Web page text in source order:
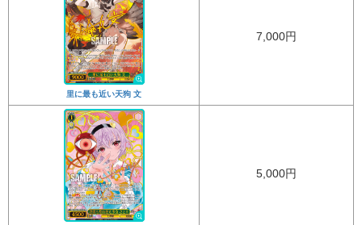
里に最も近い天狗 文
7,000円
5,000円